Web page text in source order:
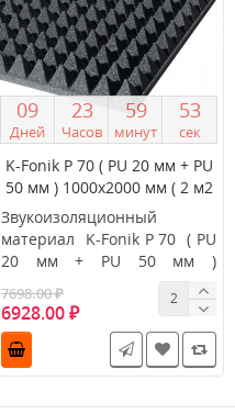
09
Дней
23
Часов
59
минут
52
сек
K-Fonik P 70 ( PU 20 мм + PU
50 мм ) 1000х2000 мм ( 2 м2
Звукоизоляционный
материал K-Fonik P 70 ( PU
20 мм + PU 50 мм )
2000х1000 мм 2 м2 &..
7698.00 ₽
6928.00 ₽